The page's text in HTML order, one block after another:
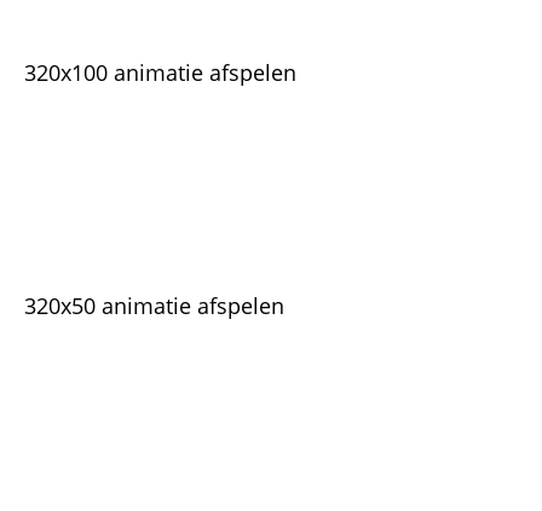
320x100 animatie afspelen
320x50 animatie afspelen